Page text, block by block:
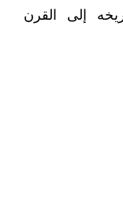
إلى القرن